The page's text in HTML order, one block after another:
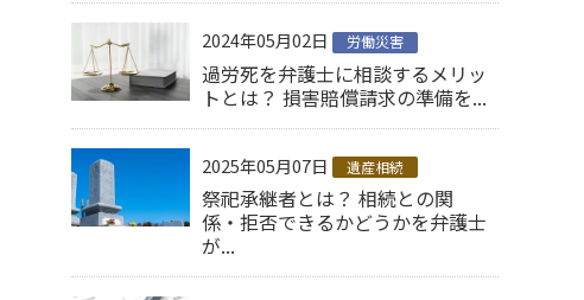
2024年05月02日 労働災害
過労死を弁護士に相談するメリッ
トとは？ 損害賠償請求の準備を...
2025年05月07日 遺産相続
祭祀承継者とは？ 相続との関
係・拒否できるかどうかを弁護士
が...